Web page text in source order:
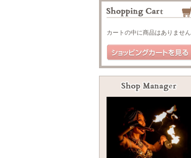
カートの中に商品はありません